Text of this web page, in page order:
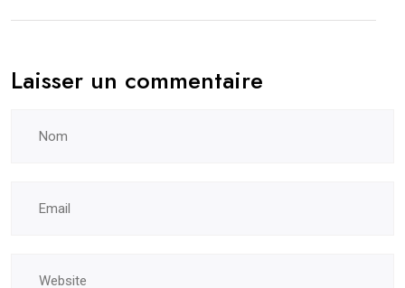
Laisser un commentaire